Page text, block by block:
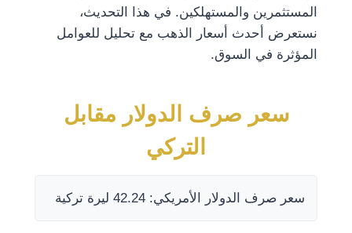
المستثمرين والمستهلكين. في هذا التحديث،
نستعرض أحدث أسعار الذهب مع تحليل للعوامل
المؤثرة في السوق.
سعر صرف الدولار مقابل
التركي
سعر صرف الدولار الأمريكي: 42.24 ليرة تركية